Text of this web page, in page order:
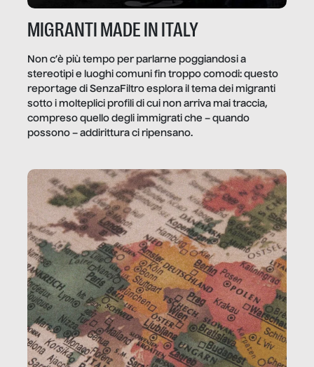
MIGRANTI MADE IN ITALY
Non c’è più tempo per parlarne poggiandosi a
stereotipi e luoghi comuni fin troppo comodi: questo
reportage di SenzaFiltro esplora il tema dei migranti
sotto i molteplici profili di cui non arriva mai traccia,
compreso quello degli immigrati che – quando
possono – addirittura ci ripensano.